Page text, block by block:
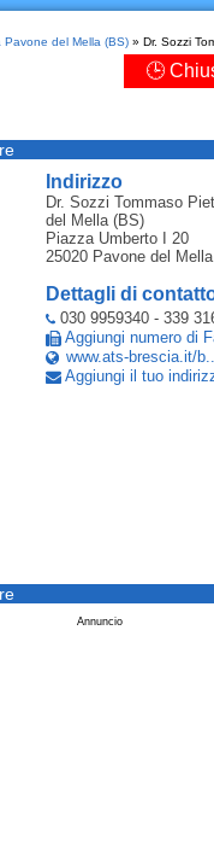
Pavone del Mella (BS)» Dr. Sozzi
🕒
Indirizzo
Dr. Sozzi Tommaso
del Mella (BS)
Piazza Umberto I 20
25020 Pavone del
Dettagli di
030 9959340 - 339
Aggiungi numero di
www.ats-brescia.it/
Aggiungi il tuo
Annuncio